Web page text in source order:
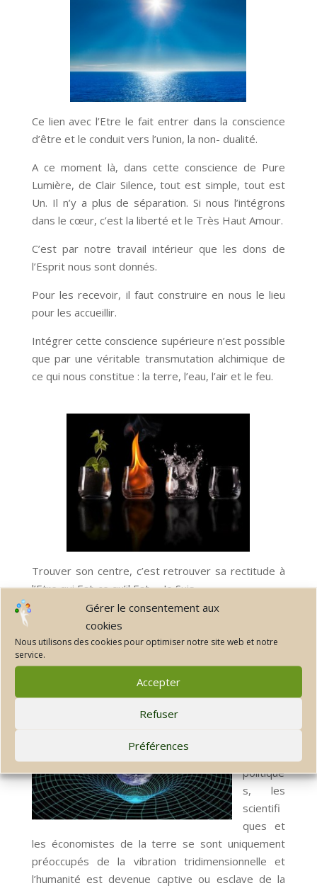
Gérer le consentement aux
cookies
Nous utilisons des cookies pour optimiser notre site web et notre
service.
Accepter
Refuser
Préférences
Ce lien avec l’Etre le fait entrer dans la conscience
d’être et le conduit vers l’union, la non- dualité.
A ce moment là, dans cette conscience de Pure
Lumière, de Clair Silence, tout est simple, tout est
Un. Il n’y a plus de séparation. Si nous l’intégrons
dans le cœur, c’est la liberté et le Très Haut Amour.
C’est par notre travail intérieur que les dons de
l’Esprit nous sont donnés.
Pour les recevoir, il faut construire en nous le lieu
pour les accueillir.
Intégrer cette conscience supérieure n’est possible
que par une véritable transmutation alchimique de
ce qui nous constitue : la terre, l’eau, l’air et le feu.
Trouver son centre, c’est retrouver sa rectitude à
l’Etre qui Est-ce qu’il Est, « Je Suis ».
« Ehyeh Asher Ehyeh ».
Nous ne faisons plus qu’un avec tout ce qui est,
dans la force du vivant, et qui se manifeste à
différents niveaux de conscience.
politique
s, les
scientifi
ques et
les économistes de la terre se sont uniquement
préoccupés de la vibration tridimensionnelle et
l’humanité est devenue captive ou esclave de la